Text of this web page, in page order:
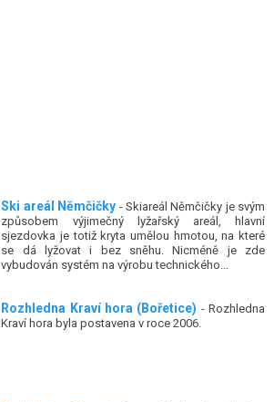
Ski areál Němčičky - Skiareál Němčičky je svým
způsobem výjimečný lyžařský areál, hlavní
sjezdovka je totiž kryta umělou hmotou, na které
se dá lyžovat i bez sněhu. Nicméně je zde
vybudován systém na výrobu technického...
Rozhledna Kraví hora (Bořetice) - Rozhledna
Kraví hora byla postavena v roce 2006.